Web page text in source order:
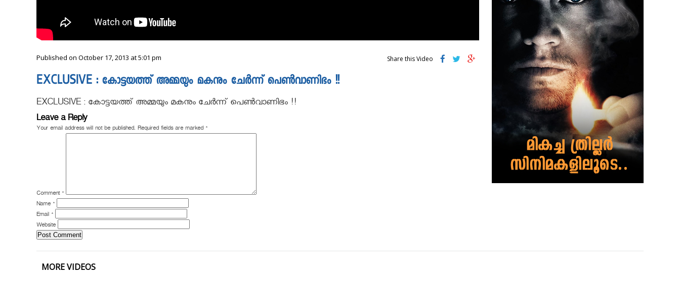
Published on October 17, 2013 at 5:01 pm Share this Video
EXCLUSIVE : കോട്ടയത്ത് അമ്മയും മകനും ചേർന്ന് പെണ്‍വാണിഭം !!
EXCLUSIVE : കോട്ടയത്ത് അമ്മയും മകനും ചേർന്ന് പെണ്‍വാണിഭം !!
Leave a Reply
Your email address will not be published. Required fields are marked *
Comment *
Name *
Email *
Website
MORE VIDEOS